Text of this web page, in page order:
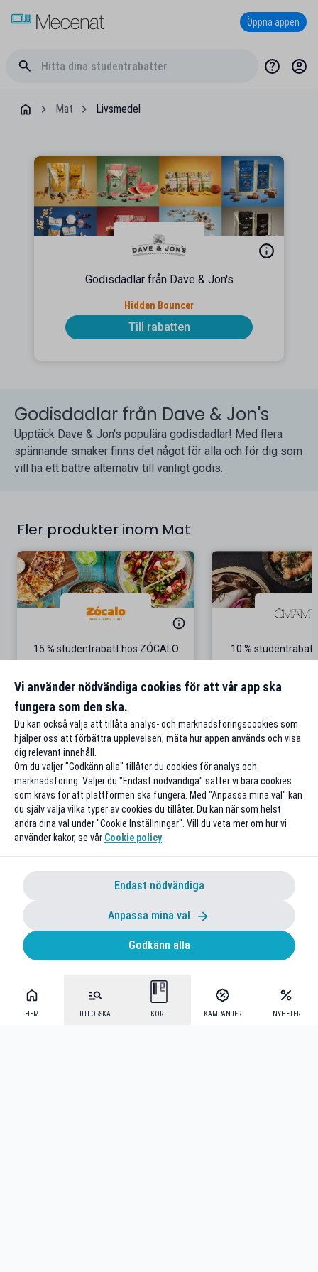
HEM UTFORSKA KORT KAMPANJER NYHETER
Öppna appen
Mat Livsmedel
Godisdadlar från Dave & Jon's
Hidden Bouncer
Till rabatten
Godisdadlar från Dave & Jon's
Upptäck Dave & Jon's populära godisdadlar! Med flera
spännande smaker finns det något för alla och för dig som
vill ha ett bättre alternativ till vanligt godis.
Fler produkter inom Mat
15 % studentrabatt hos ZÓCALO
med
Till rabatten
10 %
Vi använder nödvändiga cookies för att vår app ska
fungera som den ska.
Du kan också välja att tillåta analys- och marknadsföringscookies som
hjälper oss att förbättra upplevelsen, mäta hur appen används och visa
dig relevant innehåll.
Om du väljer "Godkänn alla" tillåter du cookies för analys och
marknadsföring. Väljer du "Endast nödvändiga" sätter vi bara cookies
som krävs för att plattformen ska fungera. Med "Anpassa mina val" kan
du själv välja vilka typer av cookies du tillåter. Du kan när som helst
ändra dina val under "Cookie Inställningar". Vill du veta mer om hur vi
använder kakor, se vår Cookie policy
Endast nödvändiga
Anpassa mina val
Godkänn alla